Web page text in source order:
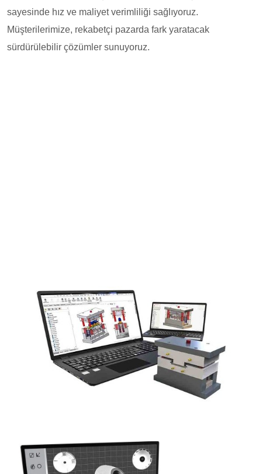
sayesinde hız ve maliyet verimliliği sağlıyoruz.
Müşterilerimize, rekabetçi pazarda fark yaratacak
sürdürülebilir çözümler sunuyoruz.